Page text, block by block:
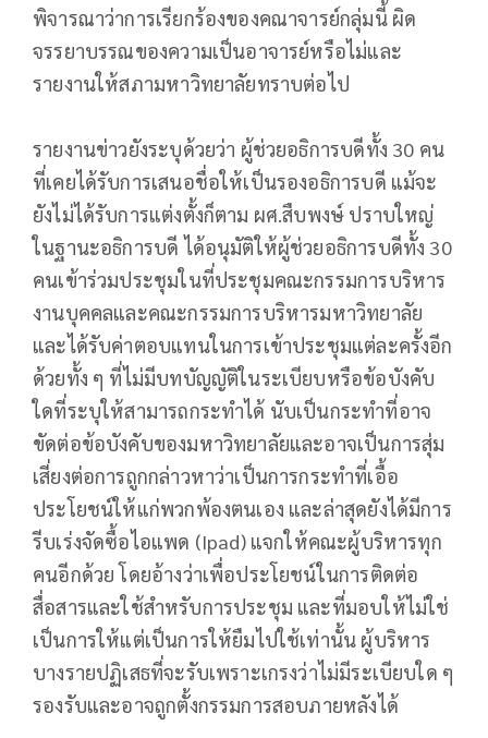
พิจารณาว่าการเรียกร้องของคณาจารย์กลุ่มนี้ ผิด
จรรยาบรรณของความเป็นอาจารย์หรือไม่และ
รายงานให้สภามหาวิทยาลัยทราบต่อไป
รายงานข่าวยังระบุด้วยว่า ผู้ช่วยอธิการบดีทั้ง 30 คน
ที่เคยได้รับการเสนอชื่อให้เป็นรองอธิการบดี แม้จะ
ยังไม่ได้รับการแต่งตั้งก็ตาม ผศ.สืบพงษ์ ปราบใหญ่
ในฐานะอธิการบดี ได้อนุมัติให้ผู้ช่วยอธิการบดีทั้ง 30
คนเข้าร่วมประชุมในที่ประชุมคณะกรรมการบริหาร
งานบุคคลและคณะกรรมการบริหารมหาวิทยาลัย
และได้รับค่าตอบแทนในการเข้าประชุมแต่ละครั้งอีก
ด้วยทั้ง ๆ ที่ไม่มีบทบัญญัติในระเบียบหรือข้อบังคับ
ใดที่ระบุให้สามารถกระทำได้ นับเป็นกระทำที่อาจ
ขัดต่อข้อบังคับของมหาวิทยาลัยและอาจเป็นการสุ่ม
เสี่ยงต่อการถูกกล่าวหาว่าเป็นการกระทำที่เอื้อ
ประโยชน์ให้แก่พวกพ้องตนเอง และล่าสุดยังได้มีการ
รีบเร่งจัดซื้อไอแพด (Ipad) แจกให้คณะผู้บริหารทุก
คนอีกด้วย โดยอ้างว่าเพื่อประโยชน์ในการติดต่อ
สื่อสารและใช้สำหรับการประชุม และที่มอบให้ไม่ใช่
เป็นการให้แต่เป็นการให้ยืมไปใช้เท่านั้น ผู้บริหาร
บางรายปฏิเสธที่จะรับเพราะเกรงว่าไม่มีระเบียบใด ๆ
รองรับและอาจถูกตั้งกรรมการสอบภายหลังได้